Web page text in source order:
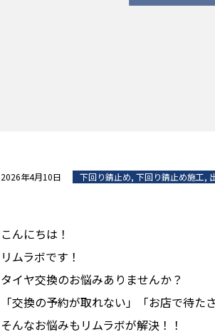
2026年4月10日 下回り錆止め, 下回り錆止め施工,
こんにちは！
リムラボです！
タイヤ交換のお悩みありませんか？
「交換の予約が取れない」「お店で待た
そんなお悩みもリムラボが解決！！